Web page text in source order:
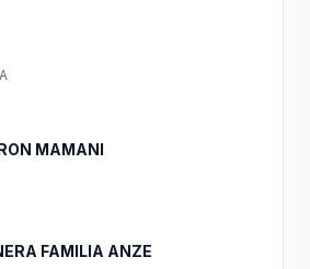
MAMANI
FAMILIA ANZE